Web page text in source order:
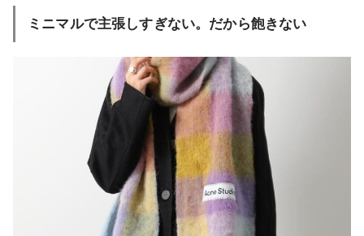
ミニマルで主張しすぎない。だから飽きない